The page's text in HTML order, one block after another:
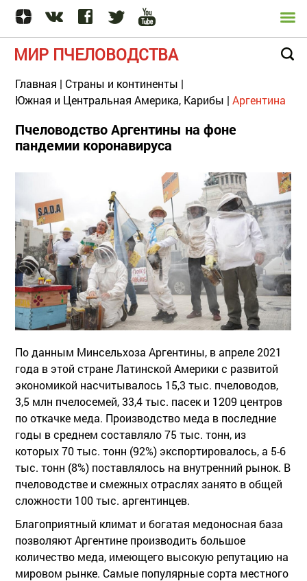
МИР ПЧЕЛОВОДСТВА
Главная | Страны и континенты |
Южная и Центральная Америка, Карибы | Аргентина
Пчеловодство Аргентины на фоне
пандемии коронавируса
По данным Минсельхоза Аргентины, в апреле 2021
года в этой стране Латинской Америки с развитой
экономикой насчитывалось 15,3 тыс. пчеловодов,
3,5 млн пчелосемей, 33,4 тыс. пасек и 1209 центров
по откачке меда. Производство меда в последние
годы в среднем составляло 75 тыс. тонн, из
которых 70 тыс. тонн (92%) экспортировалось, а 5-6
тыс. тонн (8%) поставлялось на внутренний рынок. В
пчеловодстве и смежных отраслях занято в общей
сложности 100 тыс. аргентинцев.
Благоприятный климат и богатая медоносная база
позволяют Аргентине производить большое
количество меда, имеющего высокую репутацию на
мировом рынке. Самые популярные сорта местного